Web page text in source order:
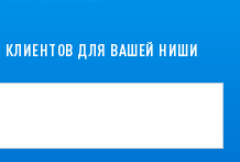
ДЛЯ ВАШЕЙ НИШИ